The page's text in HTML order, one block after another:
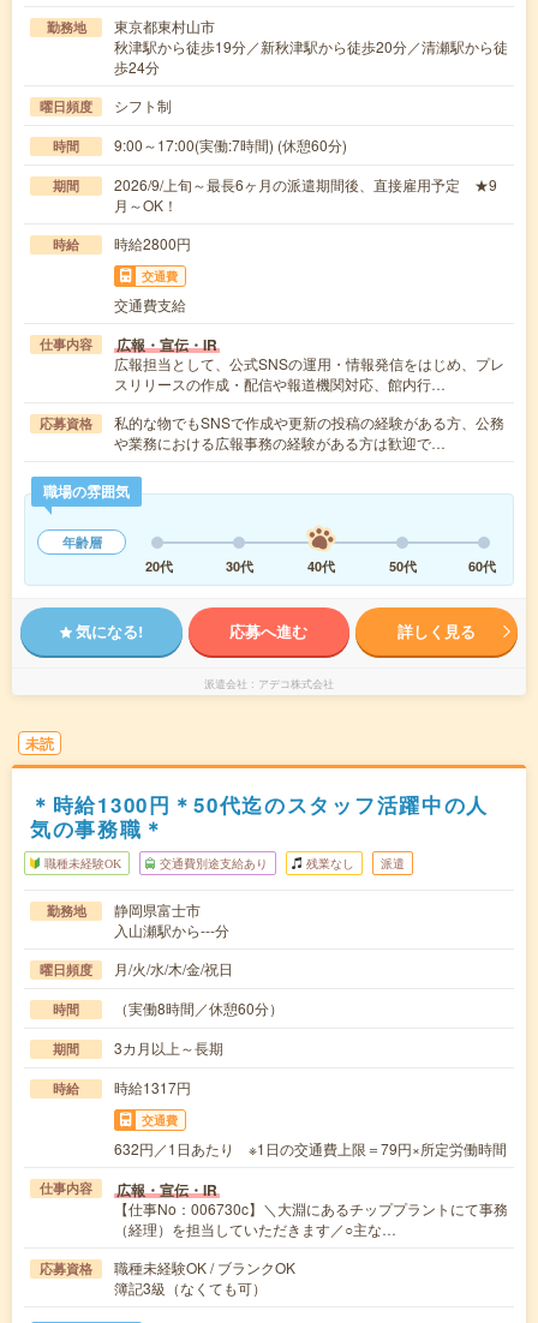
勤務地
東京都東村山市
秋津駅から徒歩19分／新秋津駅から徒歩20分／清瀬駅から徒
歩24分
曜日頻度 シフト制
時間 9:00～17:00(実働:7時間) (休憩60分)
期間
2026/9/上旬～最長6ヶ月の派遣期間後、直接雇用予定 ★9
月～OK！
時給 時給2800円
交通費
交通費支給
仕事内容 広報・宣伝・IR
広報担当として、公式SNSの運用・情報発信をはじめ、プレ
スリリースの作成・配信や報道機関対応、館内行…
応募資格
私的な物でもSNSで作成や更新の投稿の経験がある方、公務
や業務における広報事務の経験がある方は歓迎で…
職場の雰囲気
年齢層
20代
30代 40代 50代 60代
気になる! 応募へ進む 詳しく見る
派遣会社 アデコ株式会社
未読
＊時給1300円＊50代迄のスタッフ活躍中の人
気の事務職＊
職種未経験OK 交通費別途支給あり 残業なし 派遣
勤務地
静岡県富士市
入山瀬駅から---分
曜日頻度 月/火/水/木/金/祝日
時間 （実働8時間／休憩60分）
期間 3カ月以上～長期
時給 時給1317円
交通費
632円／1日あたり ※1日の交通費上限＝79円×所定労働時間
仕事内容 広報・宣伝・IR
【仕事No：006730c】＼大淵にあるチッププラントにて事務
（経理）を担当していただきます／○主な…
応募資格
職種未経験OK / ブランクOK
簿記3級（なくても可）